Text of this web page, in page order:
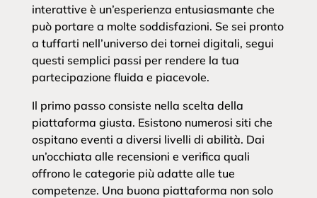
interattive è un’esperienza entusiasmante che
può portare a molte soddisfazioni. Se sei pronto
a tuffarti nell’universo dei tornei digitali, segui
questi semplici passi per rendere la tua
partecipazione fluida e piacevole.
Il primo passo consiste nella scelta della
piattaforma giusta. Esistono numerosi siti che
ospitano eventi a diversi livelli di abilità. Dai
un’occhiata alle recensioni e verifica quali
offrono le categorie più adatte alle tue
competenze. Una buona piattaforma non solo